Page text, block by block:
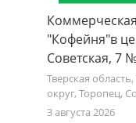
"Кофейня"в
Советская, 7
Тверская
округ, Торопец,
3 августа 2026